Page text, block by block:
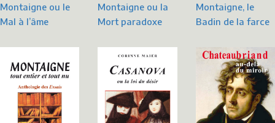
Montaigne ou le
Mal à l’âme
Montaigne ou la
Mort paradoxe
Montaigne, le
Badin de la farce